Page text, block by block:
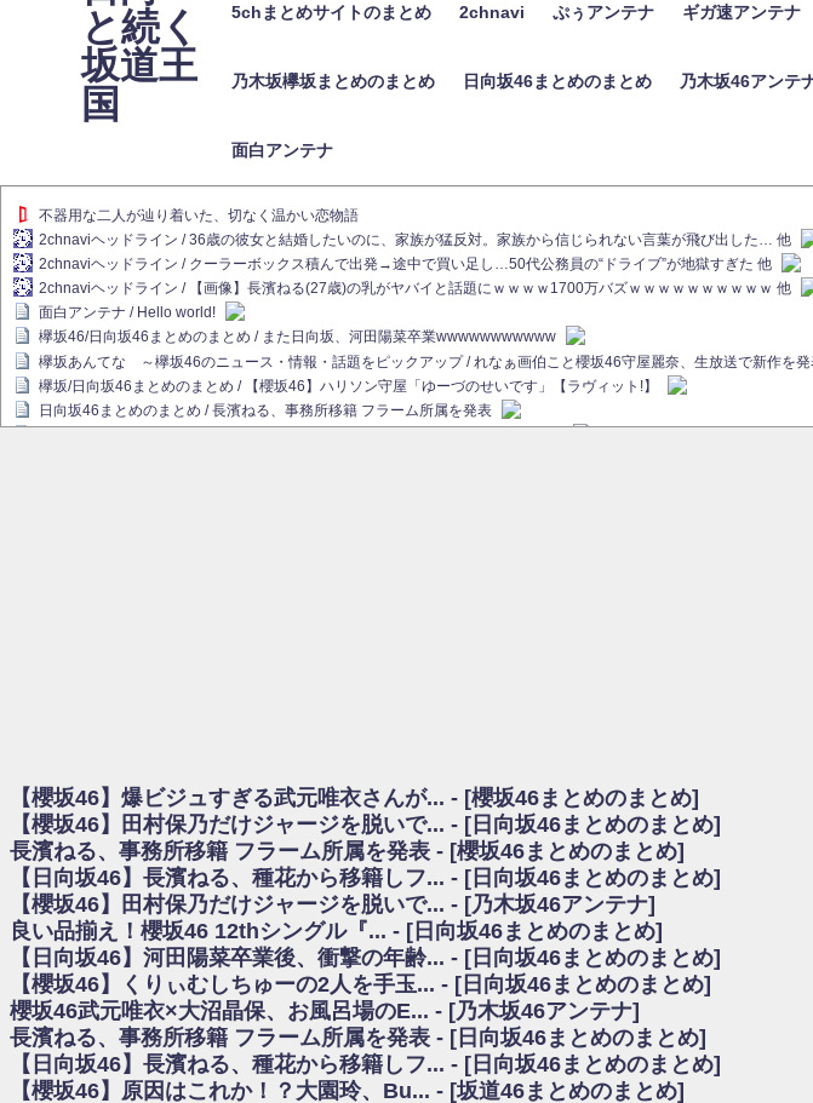
と続く
坂道王
国
5chまとめサイトのまとめ 2chnavi ぷぅアンテナ ギガ速アンテナ
乃木坂欅坂まとめのまとめ 日向坂46まとめのまとめ 乃木坂46アンテ
面白アンテナ
不器用な二人が辿り着いた、切なく温かい恋物語
2chnaviヘッドライン / 36歳の彼女と結婚したいのに、家族が猛反対。家族から信じられない言葉が飛び出した… 他
2chnaviヘッドライン / クーラーボックス積んで出発→途中で買い足し…50代公務員の“ドライブ”が地獄すぎた 他
2chnaviヘッドライン / 【画像】長濱ねる(27歳)の乳がヤバイと話題にｗｗｗｗ1700万バズｗｗｗｗｗｗｗｗｗｗ 他
面白アンテナ / Hello world!
欅坂46/日向坂46まとめのまとめ / また日向坂、河田陽菜卒業wwwwwwwwwww
欅坂あんてな ～欅坂46のニュース・情報・話題をピックアップ / れなぁ画伯こと櫻坂46守屋麗奈、生放送で新作を発
欅坂/日向坂46まとめのまとめ / 【櫻坂46】ハリソン守屋「ゆーづのせいです」【ラヴィット!】
日向坂46まとめのまとめ / 長濱ねる、事務所移籍 フラーム所属を発表
乃木坂欅坂まとめのまとめ / 【日向坂46】この月、何かあるのか！？『お願いバッハ！』ミーグリ日程がこちら
欅坂/日向坂46まとめのまとめ / 【櫻坂46】ミーグリで喧嘩！？山下瞳月、これはマジギレしてる
乃木坂46アンテナ / 【櫻坂46】ハリソン守屋「ゆーづのせいです」【ラヴィット!】
乃木坂あんてな ～乃木坂46・欅坂46・日向坂46のニュース・情報・話題をピックアップ / 良い品揃え！櫻坂46 12th
日向坂46まとめのまとめ / 【日向坂46】この月、何かあるのか！？『お願いバッハ！』ミーグリ日程がこちら
日向坂46まとめのまとめ / 【元日向坂46】この卒業生、めちゃくちゃテレビで見かけるな
欅坂/日向坂46まとめのまとめ / 【櫻坂46】リアルミーグリであの販売も！『Make or Break』オフィシャルグッズ解禁
乃木坂46アンテナ / 【櫻坂46】ミーグリで喧嘩！？山下瞳月、これはマジギレしてる
乃木坂あんてな ～乃木坂46・欅坂46・日向坂46のニュース・情報・話題をピックアップ / れなッピーズ集結！櫻坂
日向坂46まとめのまとめ / 【日向坂46】富田鈴花、次の事務所が決まってそう！？
日向坂46まとめのまとめ / 【日向坂46】富田鈴花、次の事務所が決まってそう！？
乃木坂46アンテナ / 【日向坂46】この月、何かあるのか！？『お願いバッハ！』ミーグリ日程がこちら
乃木坂あんてな ～乃木坂46・欅坂46・日向坂46のニュース・情報・話題をピックアップ / 日向坂46卒業後初共演！
【櫻坂46】爆ビジュすぎる武元唯衣さんが... - [櫻坂46まとめのまとめ]
【櫻坂46】田村保乃だけジャージを脱いで... - [日向坂46まとめのまとめ]
長濱ねる、事務所移籍 フラーム所属を発表 - [櫻坂46まとめのまとめ]
【日向坂46】長濱ねる、種花から移籍しフ... - [日向坂46まとめのまとめ]
【櫻坂46】田村保乃だけジャージを脱いで... - [乃木坂46アンテナ]
良い品揃え！櫻坂46 12thシングル『... - [日向坂46まとめのまとめ]
【日向坂46】河田陽菜卒業後、衝撃の年齢... - [日向坂46まとめのまとめ]
【櫻坂46】くりぃむしちゅーの2人を手玉... - [日向坂46まとめのまとめ]
櫻坂46武元唯衣×大沼晶保、お風呂場のE... - [乃木坂46アンテナ]
長濱ねる、事務所移籍 フラーム所属を発表 - [日向坂46まとめのまとめ]
【日向坂46】長濱ねる、種花から移籍しフ... - [日向坂46まとめのまとめ]
【櫻坂46】原因はこれか！？大園玲、Bu... - [坂道46まとめのまとめ]